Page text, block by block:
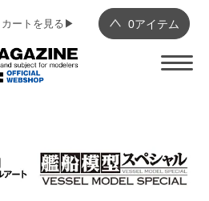
0アイテム
カートを見る▶︎